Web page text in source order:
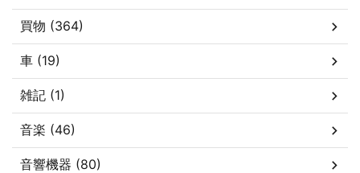
買物 (364)
車 (19)
雑記 (1)
音楽 (46)
音響機器 (80)